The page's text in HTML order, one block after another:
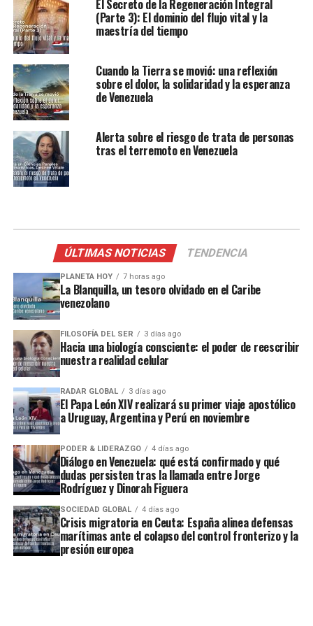
El Secreto de la Regeneración Integral
(Parte 3): El dominio del flujo vital y la
maestría del tiempo
Cuando la Tierra se movió: una reflexión
sobre el dolor, la solidaridad y la esperanza
de Venezuela
Alerta sobre el riesgo de trata de personas
tras el terremoto en Venezuela
ÚLTIMAS NOTICIAS TENDENCIA
PLANETA HOY 7 horas ago
La Blanquilla, un tesoro olvidado en el Caribe
venezolano
FILOSOFÍA DEL SER 3 días ago
Hacia una biología consciente: el poder de reescribir
nuestra realidad celular
RADAR GLOBAL 3 días ago
El Papa León XIV realizará su primer viaje apostólico
a Uruguay, Argentina y Perú en noviembre
PODER & LIDERAZGO 4 días ago
Diálogo en Venezuela: qué está confirmado y qué
dudas persisten tras la llamada entre Jorge
Rodríguez y Dinorah Figuera
SOCIEDAD GLOBAL 4 días ago
Crisis migratoria en Ceuta: España alinea defensas
marítimas ante el colapso del control fronterizo y la
presión europea